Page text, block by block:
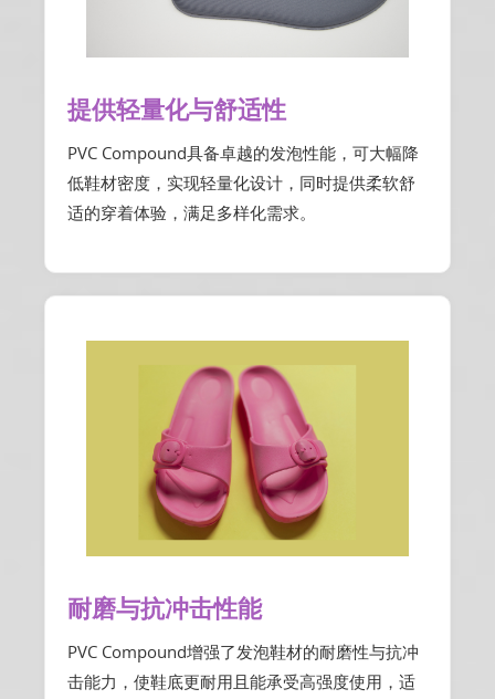
提供轻量化与舒适性
PVC Compound具备卓越的发泡性能，可大幅降
低鞋材密度，实现轻量化设计，同时提供柔软舒
适的穿着体验，满足多样化需求。
耐磨与抗冲击性能
PVC Compound增强了发泡鞋材的耐磨性与抗冲
击能力，使鞋底更耐用且能承受高强度使用，适